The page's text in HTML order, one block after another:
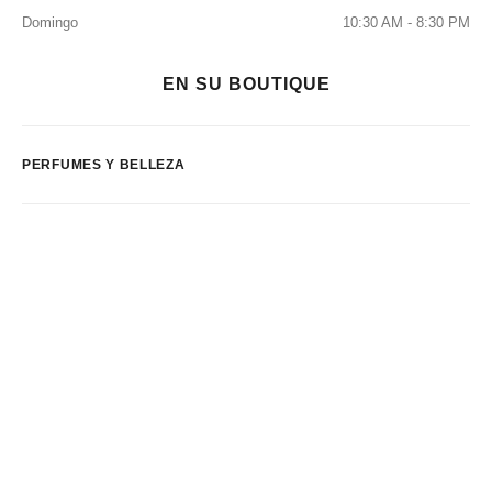
Domingo
10:30 AM - 8:30 PM
EN SU BOUTIQUE
PERFUMES Y BELLEZA